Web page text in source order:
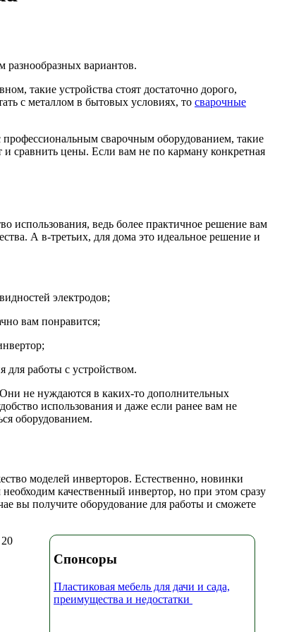
разнообразных вариантов.
такие устройства стоят достаточно дорого,
с металлом в бытовых условиях, то сварочные
сварочным оборудованием, такие
сравнить цены. Если вам не по карману конкретная
использования, ведь более практичное решение вам
А в-третьих, для дома это идеальное решение и
электродов;
вам понравится;
для работы с устройством.
не нуждаются в каких-то дополнительных
использования и даже если ранее вам не
оборудованием.
моделей инверторов. Естественно, новинки
качественный инвертор, но при этом сразу
вы получите оборудование для работы и сможете
Спонсоры
Пластиковая мебель для дачи и сада,
преимущества и недостатки